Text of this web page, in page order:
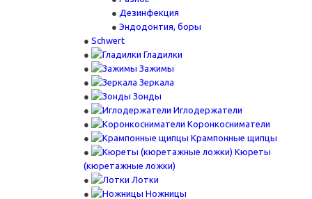
Дезинфекция
Эндодонтия, боры
Schwert
Гладилки
Зажимы
Зеркала
Зонды
Иглодержатели
Коронкосниматели
Крампонные щипцы
Кюреты
(кюретажные ложки)
Лотки
Ножницы